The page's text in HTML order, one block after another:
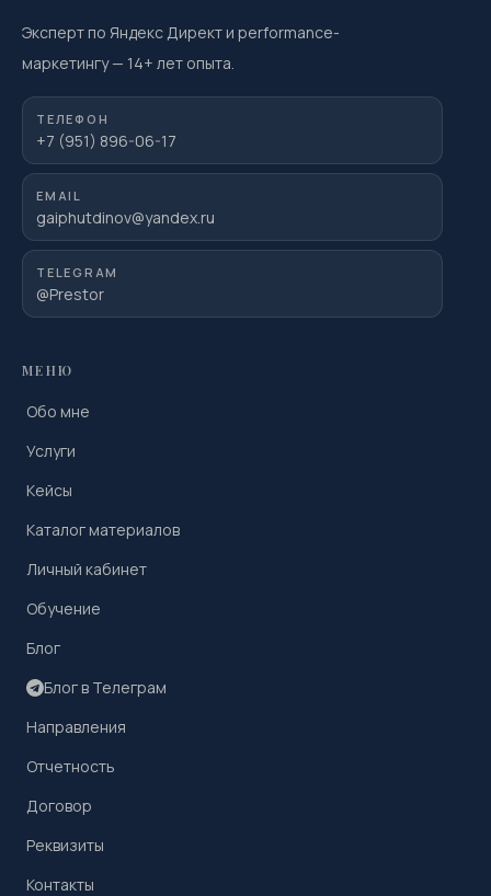
Эксперт по Яндекс Директ и performance-
маркетингу— 14+ лет опыта.
ТЕЛЕФОН
+7 (951) 896-06-17
EMAIL
gaiphutdinov@yandex.ru
TELEGRAM
@Prestor
МЕНЮ
Обо мне
Услуги
Кейсы
Каталог материалов
Личный кабинет
Обучение
Блог
Блог в Телеграм
Направления
Отчетность
Договор
Реквизиты
Контакты